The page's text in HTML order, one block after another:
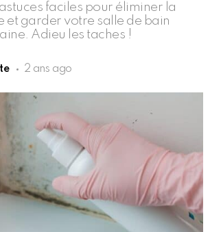
faciles pour éliminer la
et garder votre salle de bain
Adieu les taches !
2 ans ago